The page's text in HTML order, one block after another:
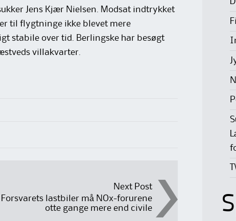
Jens Kjær Nielsen. Modsat indtrykket
til flygtninge ikke blevet mere
stabile over tid. Berlingske har besøgt
villakvarter.
Next Post
Forsvarets lastbiler må NOx-forurene
otte gange mere end civile